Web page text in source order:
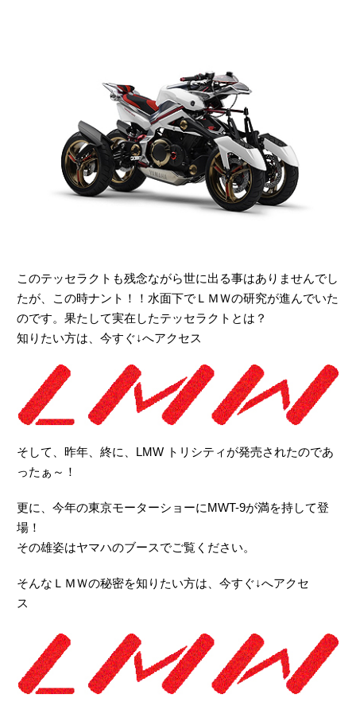
このテッセラクトも残念ながら世に出る事はありませんでし
たが、この時ナント！！水面下でＬＭＷの研究が進んでいた
のです。果たして実在したテッセラクトとは？
知りたい方は、今すぐ↓へアクセス
そして、昨年、終に、LMW トリシティが発売されたのであ
ったぁ～！
更に、今年の東京モーターショーにMWT-9が満を持して登
場！
その雄姿はヤマハのブースでご覧ください。
そんなＬＭＷの秘密を知りたい方は、今すぐ↓へアクセ
ス